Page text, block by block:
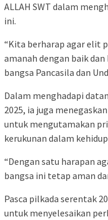
ALLAH SWT dalam
ini.
“Kita berharap agar elit
amanah dengan baik
bangsa Pancasila dan
Dalam menghadapi
2025, ia juga
untuk mengutamakan
kerukunan dalam
“Dengan satu harapan
bangsa ini tetap aman
Pasca pilkada serentak
untuk menyelesaikan